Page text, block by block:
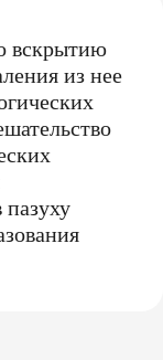
вскрытию
из нее